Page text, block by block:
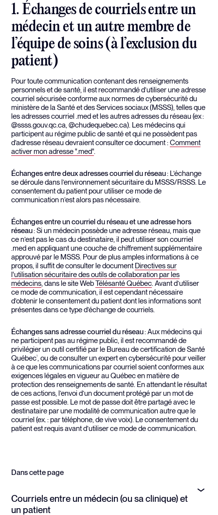
1. Échanges de courriels entre un
médecin et un autre membre de
l’équipe de soins (à l’exclusion du
patient)
Pour toute communication contenant des renseignements
personnels et de santé, il est recommandé d’utiliser une adresse
courriel sécurisée conforme aux normes de cybersécurité du
ministère de la Santé et des Services sociaux (MSSS), telles que
les adresses courriel .med et les autres adresses du réseau (ex :
@ssss.gouv.qc.ca, @chudequebec.ca). Les médecins qui
participent au régime public de santé et qui ne possèdent pas
d’adresse réseau devraient consulter ce document :Comment
activer mon adresse ".med"
Échanges entre deux adresses courriel du réseau: L’échange
se déroule dans l’environnement sécuritaire du MSSS/RSSS. Le
consentement du patient pour utiliser ce mode de
communication n’est alors pas nécessaire.
Échanges entre un courriel du réseau et une adresse hors
réseau: Si un médecin possède une adresse réseau, mais que
ce n’est pas le cas du destinataire, il peut utiliser son courriel
.med en appliquant une couche de chiffrement supplémentaire
approuvé par le MSSS. Pour de plus amples informations à ce
propos, il suffit de consulter le document Directives sur
l'utilisation sécuritaire des outils de collaboration par les
médecins, dans le site WebTélésanté Québec. Avant d’utiliser
ce mode de communication, il est cependant nécessaire
d’obtenir le consentement du patient dont les informations sont
présentes dans ce type d’échange de courriels.
Échanges sans adresse courriel du réseau: Aux médecins qui
ne participent pas au régime public, il est recommandé de
privilégier un outil certifié par le Bureau de certification de Santé
Québec1, ou de consulter un expert en cybersécurité pour veiller
à ce que les communications par courriel soient conformes aux
exigences légales en vigueur au Québec en matière de
protection des renseignements de santé. En attendant le résultat
de ces actions, l’envoi d’un document protégé par un mot de
passe est possible. Le mot de passe doit être partagé avec le
destinataire par une modalité de communication autre que le
courriel (ex. : par téléphone, de vive voix). Le consentement du
patient est requis avant d’utiliser ce mode de communication.
Dans cette page
Courriels entre un médecin (ou sa clinique) et
un patient